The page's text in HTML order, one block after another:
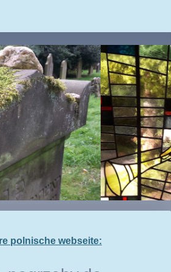
polnische webseite: